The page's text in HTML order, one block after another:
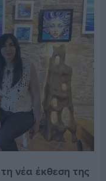
νέα έκθεση της